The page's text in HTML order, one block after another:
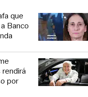
que
Banco
rendirá
por